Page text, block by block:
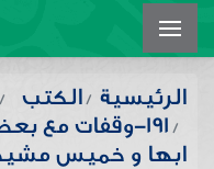
الرئيسية الكتب
191-وقفات مع
ابها و خميس